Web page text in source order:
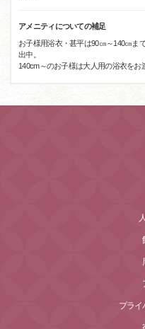
アメニティについての補足
お子様用浴衣・甚平は90㎝～140㎝ま
出中。
140cm～のお子様は大人用の浴衣をお
プライ